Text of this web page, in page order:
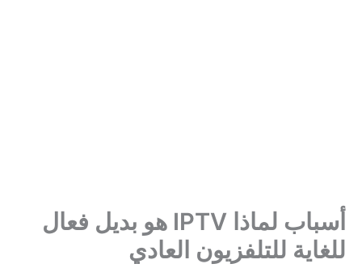
أسباب لماذا IPTV هو بديل فعال
للغاية للتلفزيون العادي